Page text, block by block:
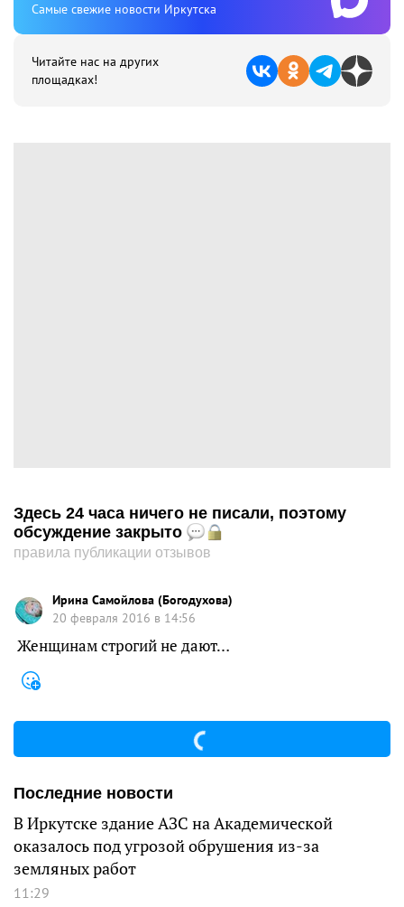
Cамые свежие новости Иркутска
Читайте нас на других
площадках!
Здесь 24 часа ничего не писали, поэтому
обсуждение закрыто
правила публикации отзывов
Ирина Самойлова (Богодухова)
20 февраля 2016 в 14:56
Женщинам строгий не дают…
Последние новости
В Иркутске здание АЗС на Академической
оказалось под угрозой обрушения из-за
земляных работ
11:29